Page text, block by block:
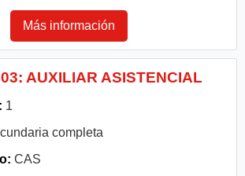
Más información
AUXILIAR ASISTENCIAL
1
completa
CAS